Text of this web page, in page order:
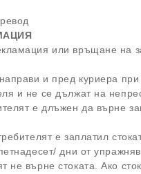
или връщане на
и пред куриера
и не се дължат на
е длъжен да върне
е заплатил
дни от
не върне стоката. Ако